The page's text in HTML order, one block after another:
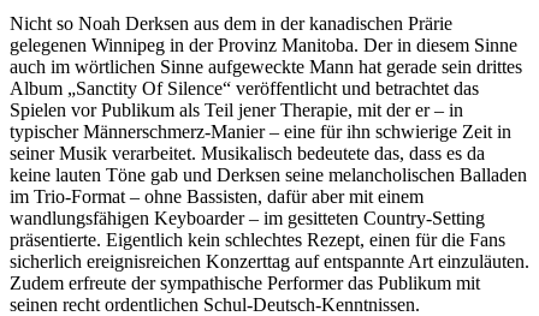
Nicht so Noah Derksen aus dem in der kanadischen Prärie
gelegenen Winnipeg in der Provinz Manitoba. Der in diesem Sinne
auch im wörtlichen Sinne aufgeweckte Mann hat gerade sein drittes
Album „Sanctity Of Silence“ veröffentlicht und betrachtet das
Spielen vor Publikum als Teil jener Therapie, mit der er – in
typischer Männerschmerz-Manier – eine für ihn schwierige Zeit in
seiner Musik verarbeitet. Musikalisch bedeutete das, dass es da
keine lauten Töne gab und Derksen seine melancholischen Balladen
im Trio-Format – ohne Bassisten, dafür aber mit einem
wandlungsfähigen Keyboarder – im gesitteten Country-Setting
präsentierte. Eigentlich kein schlechtes Rezept, einen für die Fans
sicherlich ereignisreichen Konzerttag auf entspannte Art einzuläuten.
Zudem erfreute der sympathische Performer das Publikum mit
seinen recht ordentlichen Schul-Deutsch-Kenntnissen.